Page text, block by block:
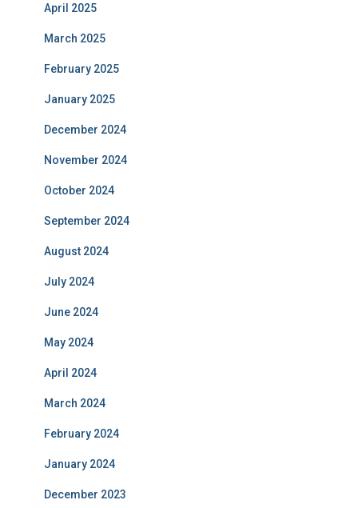
April 2025
March 2025
February 2025
January 2025
December 2024
November 2024
October 2024
September 2024
August 2024
July 2024
June 2024
May 2024
April 2024
March 2024
February 2024
January 2024
December 2023